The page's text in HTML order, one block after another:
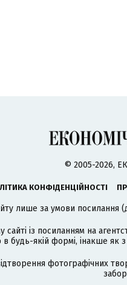
© 2005-2026,
КОНФІДЕНЦІЙНОСТІ
лише за умови посилання
сайті із посиланням на
будь-якій формі, інакше як
фотографічних